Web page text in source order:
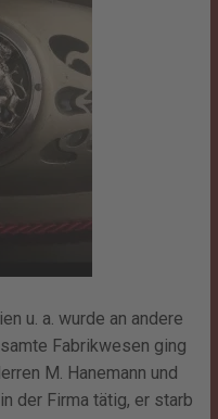
u. a. wurde an andere
Fabrikwesen ging
M. Hanemann und
der Firma tätig, er starb